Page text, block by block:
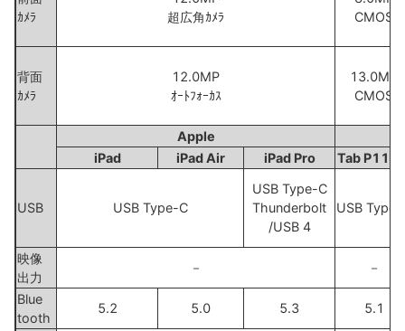
ｶﾒﾗ
超広角ｶﾒﾗ
CMOS
背面
ｶﾒﾗ
12.0MP
ｵｰﾄﾌｫｰｶｽ
13.0MP
CMOS
Apple
iPad
iPad Air iPad Pro Tab P11
USB USB Type-C
USB Type-C
Thunderbolt
/USB 4
USB Type-
映像
出力
－ －
Blue
tooth
5.2 5.0 5.3 5.1